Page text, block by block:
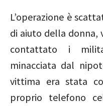
L’operazione è
di aiuto della donna,
contattato i
minacciata dal
vittima era stata
proprio telefono